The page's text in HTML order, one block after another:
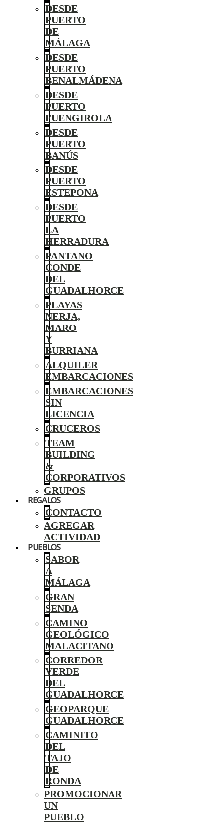
DESDE
PUERTO
DE
MÁLAGA
DESDE
PUERTO
BENALMÁDENA
DESDE
PUERTO
FUENGIROLA
DESDE
PUERTO
BANÚS
DESDE
PUERTO
ESTEPONA
DESDE
PUERTO
LA
HERRADURA
PANTANO
CONDE
DEL
GUADALHORCE
PLAYAS
NERJA,
MARO
Y
BURRIANA
ALQUILER
EMBARCACIONES
EMBARCACIONES
SIN
LICENCIA
CRUCEROS
TEAM
BUILDING
&
CORPORATIVOS
GRUPOS
REGALOS
CONTACTO
AGREGAR
ACTIVIDAD
PUEBLOS
SABOR
A
MÁLAGA
GRAN
SENDA
CAMINO
GEOLÓGICO
MALACITANO
CORREDOR
VERDE
DEL
GUADALHORCE
GEOPARQUE
GUADALHORCE
CAMINITO
DEL
TAJO
DE
RONDA
PROMOCIONAR
UN
PUEBLO